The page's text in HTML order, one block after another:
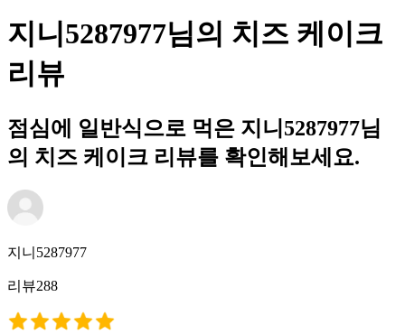
지니5287977님의 치즈 케이크
리뷰
점심에 일반식으로 먹은 지니5287977님
의 치즈 케이크 리뷰를 확인해보세요.
지니5287977
리뷰288